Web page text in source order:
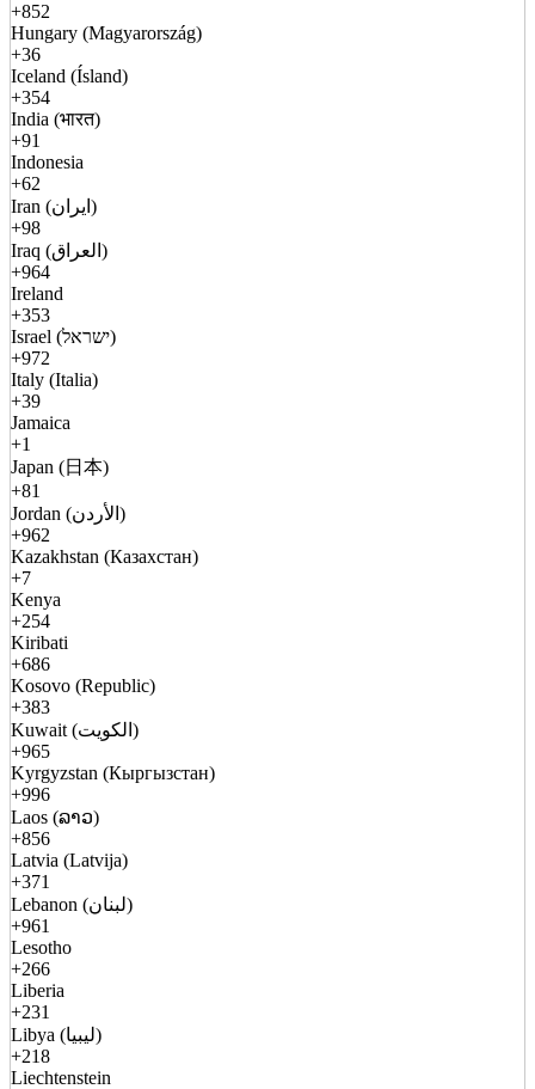
+852
Hungary (Magyarország)
+36
Iceland (Ísland)
+354
India (भारत)
+91
Indonesia
+62
Iran (ایران)
+98
Iraq (العراق)
+964
Ireland
+353
Israel (ישראל)
+972
Italy (Italia)
+39
Jamaica
+1
Japan (日本)
+81
Jordan (الأردن)
+962
Kazakhstan (Казахстан)
+7
Kenya
+254
Kiribati
+686
Kosovo (Republic)
+383
Kuwait (الكويت)
+965
Kyrgyzstan (Кыргызстан)
+996
Laos (ລາວ)
+856
Latvia (Latvija)
+371
Lebanon (لبنان)
+961
Lesotho
+266
Liberia
+231
Libya (ليبيا)
+218
Liechtenstein